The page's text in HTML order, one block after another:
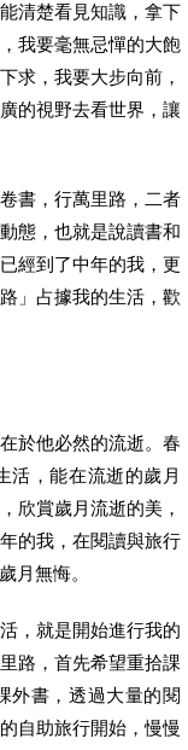
清楚看見知識，拿下
我要毫無忌憚的大飽
求，我要大步向前，
的視野去看世界，讓
書，行萬里路，二者
態，也就是說讀書和
經到了中年的我，更
」占據我的生活，歡
於他必然的流逝。春
活，能在流逝的歲月
欣賞歲月流逝的美，
的我，在閱讀與旅行
歲月無悔。
，就是開始進行我的
路，首先希望重拾課
外書，透過大量的閱
自助旅行開始，慢慢